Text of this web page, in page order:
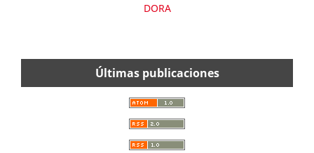
DORA
Últimas publicaciones